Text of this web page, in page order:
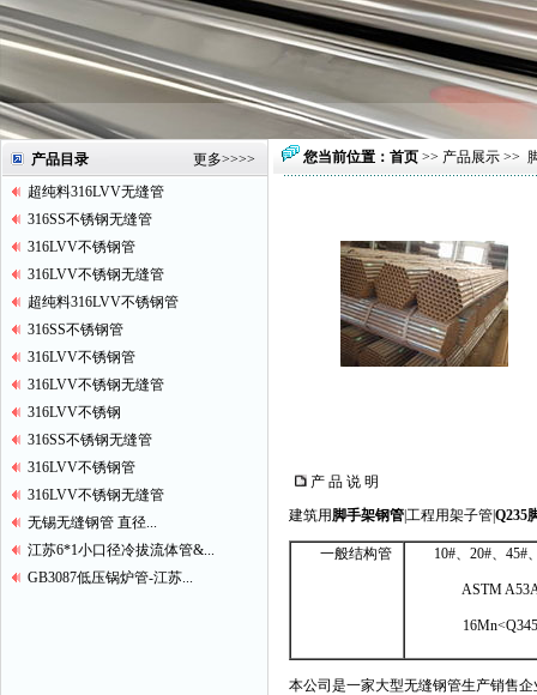
产品目录 更多>>>>
超纯料316LVV无缝管
316SS不锈钢无缝管
316LVV不锈钢管
316LVV不锈钢无缝管
超纯料316LVV不锈钢管
316SS不锈钢管
316LVV不锈钢管
316LVV不锈钢无缝管
316LVV不锈钢
316SS不锈钢无缝管
316LVV不锈钢管
316LVV不锈钢无缝管
无锡无缝钢管 直径...
江苏6*1小口径冷拔流体管&...
GB3087低压锅炉管-江苏...
您当前位置： 首页 >> 产品展示 >>
产 品 说 明
建筑用脚手架钢管|工程用架子管|Q235
一般结构管 10#、20#、45#
ASTM
本公司是一家大型无缝钢管生产销售